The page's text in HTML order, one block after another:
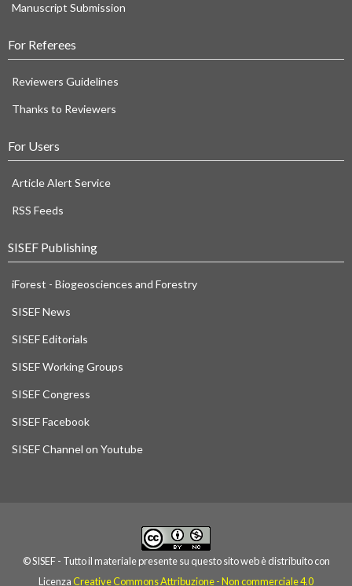
Manuscript Submission
For Referees
Reviewers Guidelines
Thanks to Reviewers
For Users
Article Alert Service
RSS Feeds
SISEF Publishing
iForest - Biogeosciences and Forestry
SISEF News
SISEF Editorials
SISEF Working Groups
SISEF Congress
SISEF Facebook
SISEF Channel on Youtube
© SISEF - Tutto il materiale presente su questo sito web è distribuito con
Licenza Creative Commons Attribuzione - Non commerciale 4.0